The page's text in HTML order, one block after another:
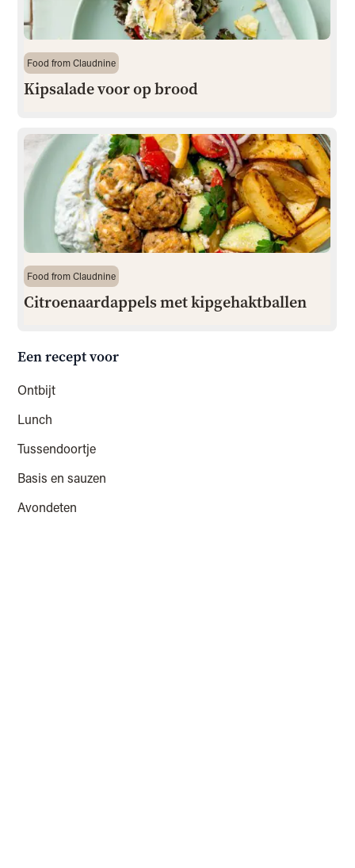
Food from Claudnine
Kipsalade voor op brood
Food from Claudnine
Citroenaardappels met kipgehaktballen
Een recept voor
Ontbijt
Lunch
Tussendoortje
Basis en sauzen
Avondeten